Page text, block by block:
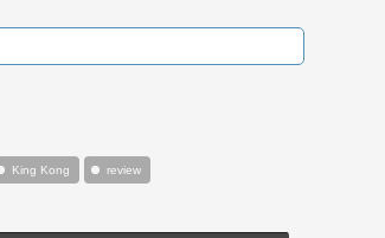
King Kong review